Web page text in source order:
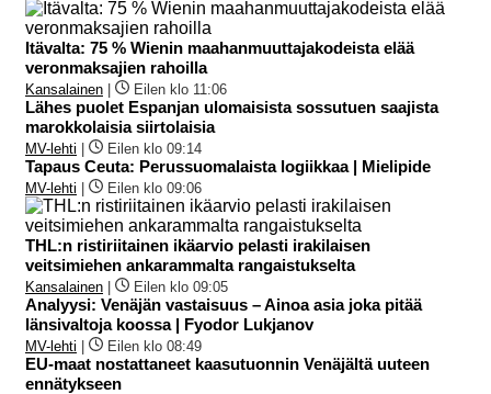
Itävalta: 75 % Wienin maahanmuuttajakodeista elää
veronmaksajien rahoilla
Kansalainen Eilen klo 11:06
Lähes puolet Espanjan ulomaisista sossutuen saajista
marokkolaisia siirtolaisia
MV-lehti Eilen klo 09:14
Tapaus Ceuta: Perussuomalaista logiikkaa | Mielipide
MV-lehti Eilen klo 09:06
THL:n ristiriitainen ikäarvio pelasti irakilaisen
veitsimiehen ankarammalta rangaistukselta
Kansalainen Eilen klo 09:05
Analyysi: Venäjän vastaisuus – Ainoa asia joka pitää
länsivaltoja koossa | Fyodor Lukjanov
MV-lehti Eilen klo 08:49
EU-maat nostattaneet kaasutuonnin Venäjältä uuteen
ennätykseen